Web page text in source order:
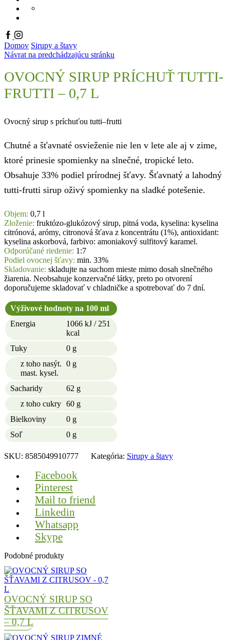
Facebook
Instagram
Domov Sirupy a štavy
Návrat na predchádzajúcu stránku
OVOCNÝ SIRUP PRÍCHUŤ TUTTI-
FRUTTI – 0,7 L
Ovocný sirup s príchuťou tutti–frutti
Chutné a šťavnaté osvieženie nie len v lete ale aj v zime,
ktoré prinesie spomienky na slnečné, tropické leto.
Obsahuje 33% podiel prírodnej šťavy. Šťavnatý a lahodný
tutti-frutti sirup oživý spomienky na sladké potešenie.
Objem: 0,7 l
Zloženie: fruktózo-glukózový sirup, pitná voda, kyselina: kyselina
citrónová, arómy, citronová šťava z koncentrátu (1%), antioxidant:
kyselina askorbová, farbivo: amoniakový sulfitový karamel.
Odporúčané riedenie: 1:7
Podiel ovocnej šťavy: min. 33%
Skladovanie: skladujte na suchom mieste mimo dosah slnečného
žiarenia. Neobsahuje konzervačné látky, preto po otvorení
doporučujeme skladovať v chladničke a spotrebovať do 7 dní.
Výživové hodnoty na 100 ml
Energia
1066 kJ / 251
kcal
Tuky
0 g
z toho nasýt.
mast. kysel.
0 g
Sacharidy
62 g
z toho cukry 60 g
Bielkoviny
0 g
Soľ
0 g
SKU: 8585049910777 Kategória: Sirupy a štavy
Facebook
Pinterest
Mail to friend
Linkedin
Whatsapp
Skype
Podobné produkty
OVOCNÝ SIRUP SO
ŠŤAVAMI Z CITRUSOV
– 0,7 L